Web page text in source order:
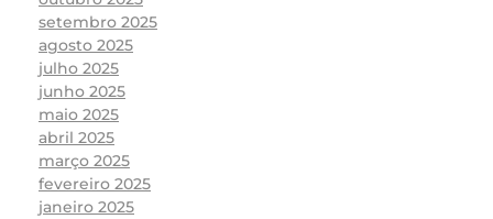
setembro 2025
agosto 2025
julho 2025
junho 2025
maio 2025
abril 2025
março 2025
fevereiro 2025
janeiro 2025